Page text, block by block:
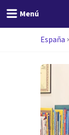
Menú
España